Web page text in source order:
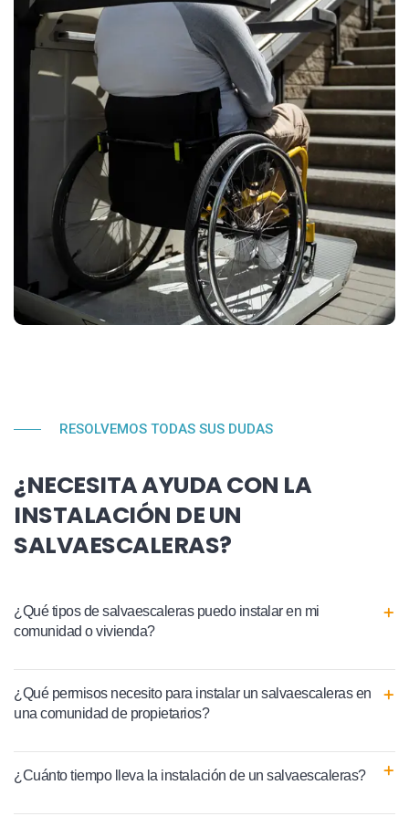
RESOLVEMOS TODAS SUS DUDAS
¿NECESITA AYUDA CON LA
INSTALACIÓN DE UN
SALVAESCALERAS?
¿Qué tipos de salvaescaleras puedo instalar en mi
comunidad o vivienda?
¿Qué permisos necesito para instalar un salvaescaleras en
una comunidad de propietarios?
¿Cuánto tiempo lleva la instalación de un salvaescaleras?